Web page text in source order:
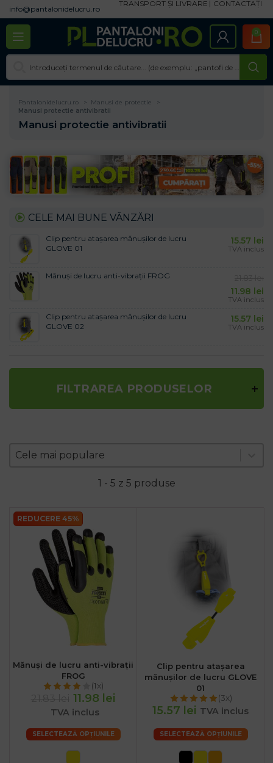
info@pantalonidelucru.ro
TRANSPORT ȘI LIVRARE CONTACTAȚI
0
Pantalonidelucru.ro
Manusi de protectie
Manusi protectie antivibratii
Manusi protectie antivibratii
CELE MAI BUNE VÂNZĂRI
Clip pentru atașarea mănușilor de lucru
GLOVE 01
15.57 lei
TVA inclus
Mănuși de lucru anti-vibrații FROG
11.98 lei
TVA inclus
Clip pentru atașarea mănușilor de lucru
GLOVE 02
15.57 lei
TVA inclus
FILTRAREA PRODUSELOR
Zoradenie produktov
Sort content
Cele mai populare
Sort content
1 - 5 z 5 produse
REDUCERE 45%
Mănuși de lucru anti-vibrații
FROG
(1x)
11.98 lei
TVA inclus
SELECTEAZĂ OPȚIUNILE
Clip pentru atașarea
mănușilor de lucru GLOVE
01
(3x)
15.57 lei TVA inclus
SELECTEAZĂ OPȚIUNILE